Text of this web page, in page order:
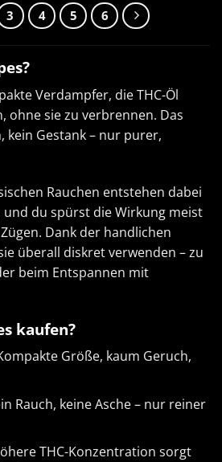
3 4 5 6
Verdampfer, die THC-Öl
ohne sie zu verbrennen. Das
kein Gestank – nur purer,
Rauchen entstehen dabei
und du spürst die Wirkung meist
Dank der handlichen
überall diskret verwenden – zu
beim Entspannen mit
kaufen?
Größe, kaum Geruch,
Rauch, keine Asche – nur reiner
THC-Konzentration sorgt